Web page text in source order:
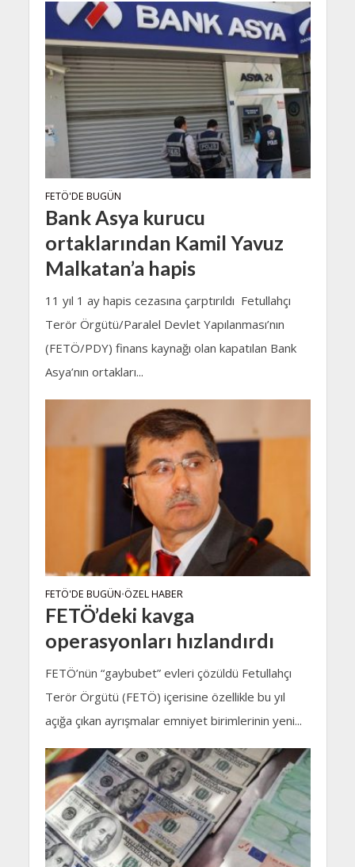
FETÖ'DE BUGÜN
Bank Asya kurucu
ortaklarından Kamil Yavuz
Malkatan’a hapis
11 yıl 1 ay hapis cezasına çarptırıldı Fetullahçı
Terör Örgütü/Paralel Devlet Yapılanması’nın
(FETÖ/PDY) finans kaynağı olan kapatılan Bank
Asya’nın ortakları...
FETÖ'DE BUGÜN•ÖZEL HABER
FETÖ’deki kavga
operasyonları hızlandırdı
FETÖ’nün “gaybubet” evleri çözüldü Fetullahçı
Terör Örgütü (FETÖ) içerisine özellikle bu yıl
açığa çıkan ayrışmalar emniyet birimlerinin yeni...